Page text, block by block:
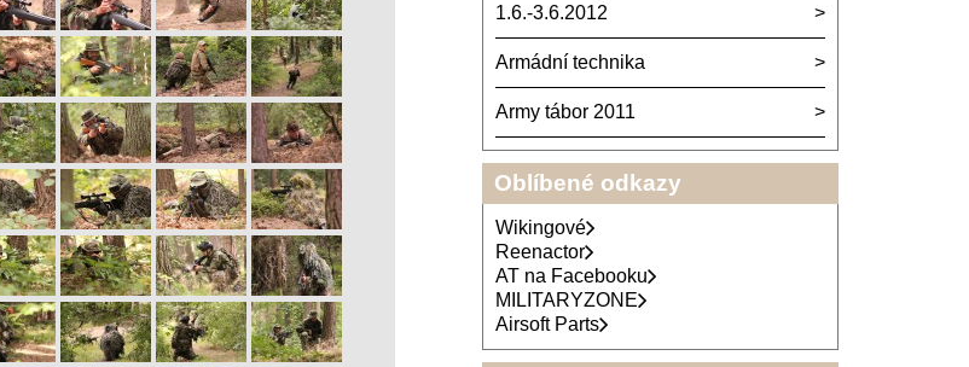
1.6.-3.6.2012
Armádní technika
Army tábor 2011
Oblíbené odkazy
Wikingové
Reenactor
AT na Facebooku
MILITARYZONE
Airsoft Parts